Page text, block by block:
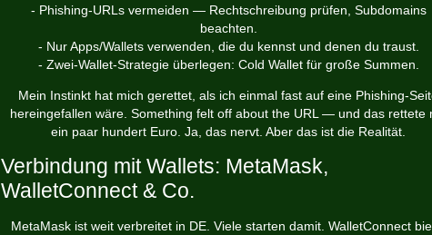
- Phishing-URLs vermeiden — Rechtschreibung prüfen, Subdomains
beachten.
- Nur Apps/Wallets verwenden, die du kennst und denen du traust.
- Zwei-Wallet-Strategie überlegen: Cold Wallet für große Summen.
Mein Instinkt hat mich gerettet, als ich einmal fast auf eine Phishing-
hereingefallen wäre. Something felt off about the URL — und das rettete
ein paar hundert Euro. Ja, das nervt. Aber das ist die Realität.
Verbindung mit Wallets: MetaMask,
WalletConnect & Co.
MetaMask ist weit verbreitet in DE. Viele starten damit. WalletConnect